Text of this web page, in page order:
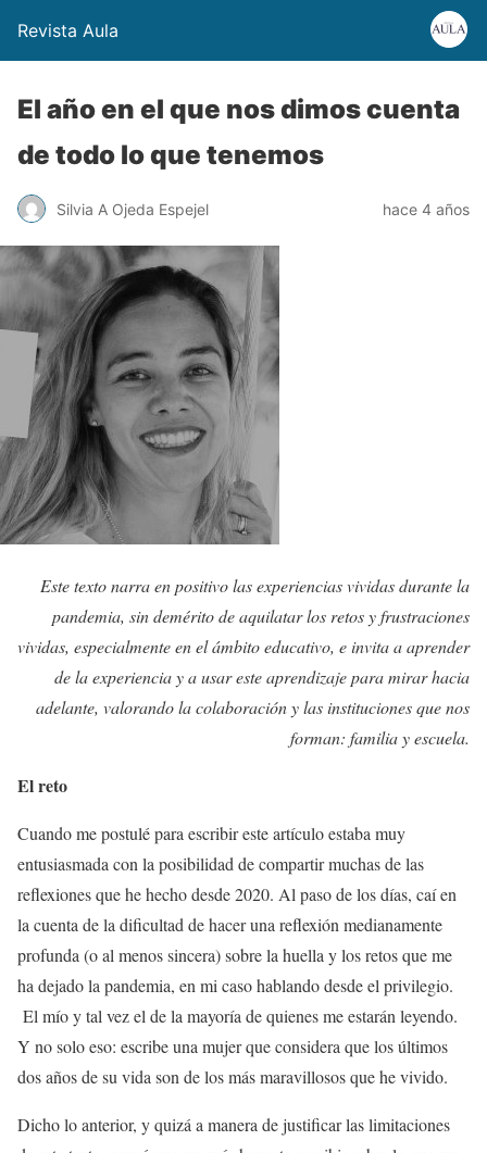
Revista Aula
El año en el que nos dimos cuenta
de todo lo que tenemos
Silvia A Ojeda Espejel hace 4 años
Este texto narra en positivo las experiencias vividas durante la
pandemia, sin demérito de aquilatar los retos y frustraciones
vividas, especialmente en el ámbito educativo, e invita a aprender
de la experiencia y a usar este aprendizaje para mirar hacia
adelante, valorando la colaboración y las instituciones que nos
forman: familia y escuela.
El reto
Cuando me postulé para escribir este artículo estaba muy
entusiasmada con la posibilidad de compartir muchas de las
reflexiones que he hecho desde 2020. Al paso de los días, caí en
la cuenta de la dificultad de hacer una reflexión medianamente
profunda (o al menos sincera) sobre la huella y los retos que me
ha dejado la pandemia, en mi caso hablando desde el privilegio.
El mío y tal vez el de la mayoría de quienes me estarán leyendo.
Y no solo eso: escribe una mujer que considera que los últimos
dos años de su vida son de los más maravillosos que he vivido.
Dicho lo anterior, y quizá a manera de justificar las limitaciones